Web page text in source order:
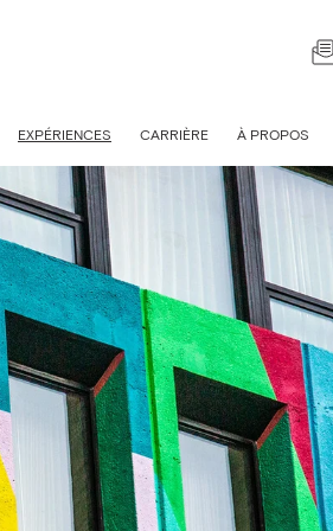
EXPÉRIENCES CARRIÈRE À PROPOS